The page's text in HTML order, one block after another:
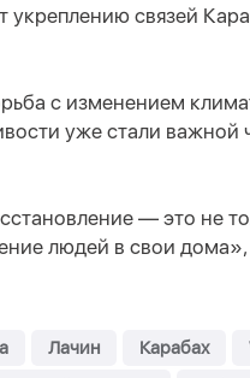
укреплению связей
с изменением
уже стали важной
— это не
людей в свои
Лачин Карабах